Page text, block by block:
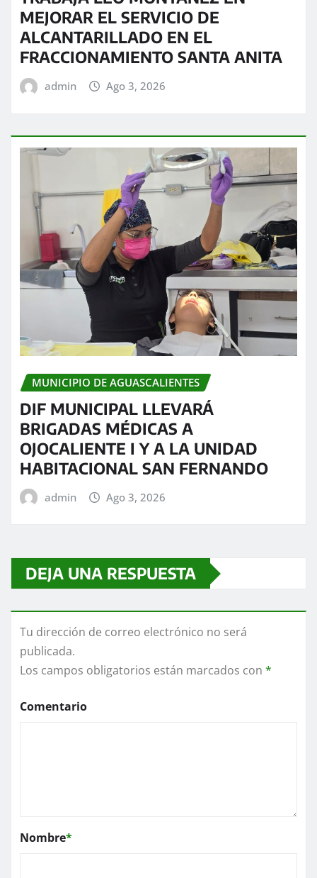
MEJORAR EL SERVICIO DE
ALCANTARILLADO EN EL
FRACCIONAMIENTO SANTA ANITA
admin Ago 3, 2026
MUNICIPIO DE AGUASCALIENTES
DIF MUNICIPAL LLEVARÁ
BRIGADAS MÉDICAS A
OJOCALIENTE I Y A LA UNIDAD
HABITACIONAL SAN FERNANDO
admin Ago 3, 2026
DEJA UNA RESPUESTA
Tu dirección de correo electrónico no será
publicada.
Los campos obligatorios están marcados con *
Comentario
Nombre*